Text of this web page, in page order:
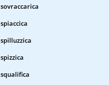
sovraccarica
spiaccica
spilluzzica
spizzica
squalifica